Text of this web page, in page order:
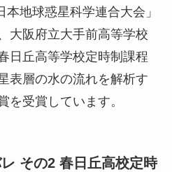
地球惑星科学連合大会」
大阪府立大手前高等学校
日丘高等学校定時制課程
表層の水の流れを解析す
を受賞しています。
その2 春日丘高校定時